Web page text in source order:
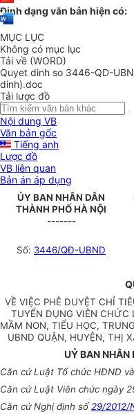
Định dạng văn bản hiện có:
MỤC LỤC
Không có mục lục
Tải về (WORD)
Quyet dinh so 3446-QD-
dinh).doc
Tải lược đồ
Nội dung VB
Văn bản gốc
Tiếng anh
Lược đồ
VB liên quan
Bản án áp dụng
ỦY BAN NHÂN DÂN
THÀNH PHỐ HÀ NỘI
-------
Số: 3446/QĐ-UBND
VỀ VIỆC PHÊ DUYỆT CHỈ
TUYỂN DỤNG VIÊN CHỨC
MẦM NON, TIỂU HỌC,
UBND QUẬN, HUYỆN, THỊ
UỶ BAN NHÂN
Căn cứ Luật Tổ chức HĐND và
Căn cứ Luật Viên chức ngày
Căn cứ Nghị định số 29/2012/